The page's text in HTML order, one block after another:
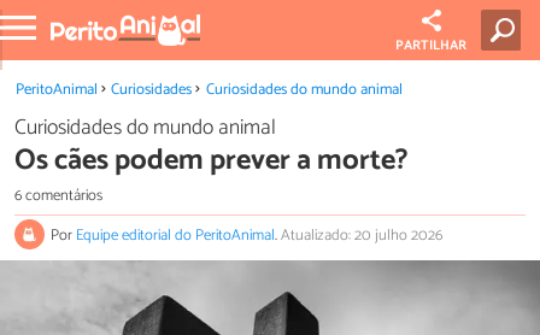
PARTILHAR
PeritoAnimal Curiosidades Curiosidades do mundo animal
Curiosidades do mundo animal
Os cães podem prever a morte?
6 comentários
PorEquipe editorial do PeritoAnimal.Atualizado: 20 julho 2026